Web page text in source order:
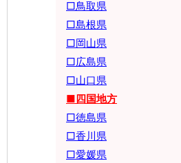
□鳥取県
□島根県
□岡山県
□広島県
□山口県
■四国地方
□徳島県
□香川県
□愛媛県